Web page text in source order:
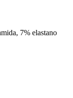
7% elastano